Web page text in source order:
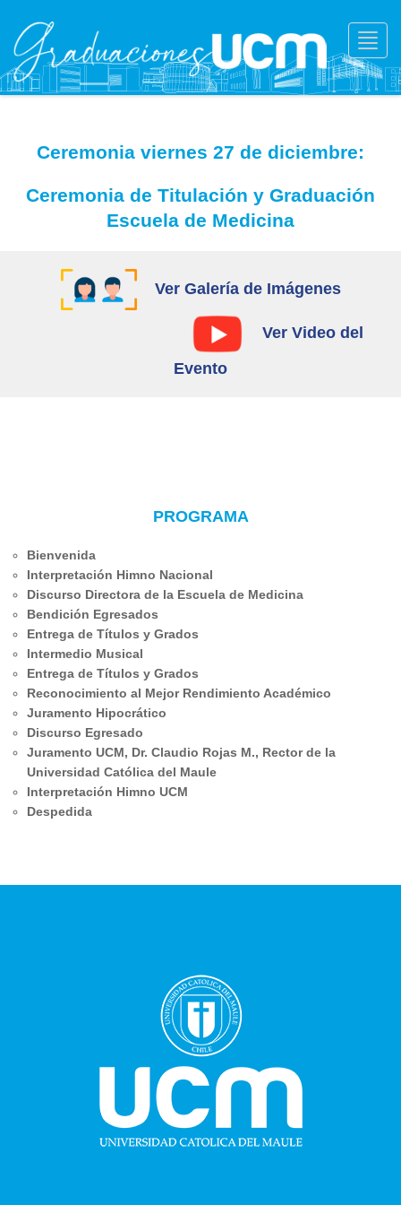
Ceremonia viernes 27 de diciembre:
Ceremonia de Titulación y Graduación
Escuela de Medicina
Ver Galería de Imágenes
Ver Video del
Evento
PROGRAMA
Bienvenida
Interpretación Himno Nacional
Discurso Directora de la Escuela de Medicina
Bendición Egresados
Entrega de Títulos y Grados
Intermedio Musical
Entrega de Títulos y Grados
Reconocimiento al Mejor Rendimiento Académico
Juramento Hipocrático
Discurso Egresado
Juramento UCM, Dr. Claudio Rojas M., Rector de la
Universidad Católica del Maule
Interpretación Himno UCM
Despedida